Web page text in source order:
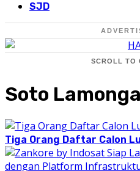
SJD
SCROLL TO
Soto
Tiga Orang Daftar Calon